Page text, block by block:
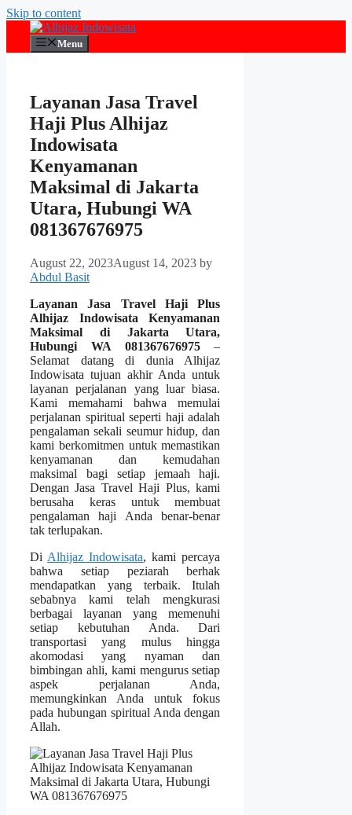
Skip to content
Menu
Layanan Jasa Travel
Haji Plus Alhijaz
Indowisata
Kenyamanan
Maksimal di Jakarta
Utara, Hubungi WA
081367676975
August 22, 2023August 14, 2023 by
Abdul Basit
Layanan Jasa Travel Haji Plus
Alhijaz Indowisata Kenyamanan
Maksimal di Jakarta Utara,
Hubungi WA 081367676975–
Selamat datang di dunia Alhijaz
Indowisata tujuan akhir Anda untuk
layanan perjalanan yang luar biasa.
Kami memahami bahwa memulai
perjalanan spiritual seperti haji adalah
pengalaman sekali seumur hidup, dan
kami berkomitmen untuk memastikan
kenyamanan dan kemudahan
maksimal bagi setiap jemaah haji.
Dengan Jasa Travel Haji Plus, kami
berusaha keras untuk membuat
pengalaman haji Anda benar-benar
tak terlupakan.
Di Alhijaz Indowisata, kami percaya
bahwa setiap peziarah berhak
mendapatkan yang terbaik. Itulah
sebabnya kami telah mengkurasi
berbagai layanan yang memenuhi
setiap kebutuhan Anda. Dari
transportasi yang mulus hingga
akomodasi yang nyaman dan
bimbingan ahli, kami mengurus setiap
aspek perjalanan Anda,
memungkinkan Anda untuk fokus
pada hubungan spiritual Anda dengan
Allah.